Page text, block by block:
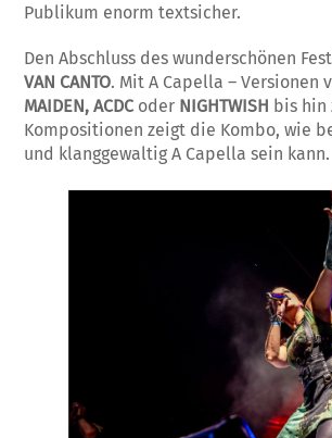
Publikum enorm textsicher.
Den Abschluss des wunderschönen
VAN CANTO. Mit A Capella – Versionen
MAIDEN, ACDCoder NIGHTWISH bis hin
Kompositionen zeigt die Kombo, wie
und klanggewaltig A Capella sein kann.